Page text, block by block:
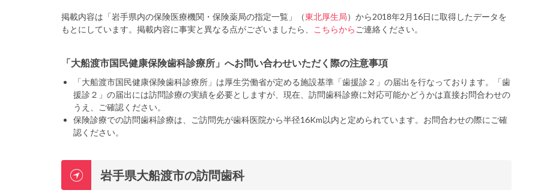
掲載内容は「岩手県内の保険医療機関・保険薬局の指定一覧」（東北厚生局）から2018年2月16日に取得したデータを
もとにしています。掲載内容に事実と異なる点がございましたら、
こちらから ご連絡ください。
「大船渡市国民健康保険歯科診療所」へお問い合わせいただく際の注意事項
「大船渡市国民健康保険歯科診療所」は厚生労働省が定める施設基準「歯援診２」の届出を行なっております。「歯
援診２」の届出には訪問診療の実績を必要としますが、現在、訪問歯科診療に対応可能かどうかは直接お問合わせの
うえ、ご確認ください。
保険診療での訪問歯科診療は、ご訪問先が歯科医院から半径16Km以内と定められています。お問合わせの際にご確
認ください。
岩手県大船渡市の訪問歯科